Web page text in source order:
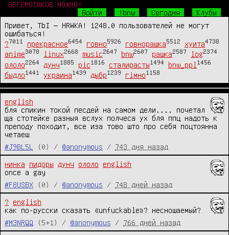
БЕГЕМОТИКОВ МОЖНО!
Войти
!bnw Сегодня
Клубы
Привет, TbI — HRWKA! 1248.0 пользователей не могут
ошибаться!
?7011 прекрасное6454 говно5926 говнорашка5512 хуита4738
anime3078 linux2668 music2647 bnw2607 рашка2587 log2374
ололо2264 дунч1885 pic1816 сталирасты1494 bnw_ppl 1456
быдло1441 украина1439 дыбр1239 гімно1158
english
бля спикин токой песдей на самом дели.... почетал
ща стотейке разныя вслух полчеса ух бля ппц надоть к
преподу походит, все иза тово што про себя поцтоянна
четаеш
#J9BL5L
(0) / @anonymous / 743 дня назад
нинка пидоры дунч ололо
english
once a gay
#F8USBX
(0) / @anonymous / 748 дней назад
?
english
как по-русски сказать «unfuckable»? несношаемый?
#M3NRQQ
(5+1) / @anonymous / 766 дней назад